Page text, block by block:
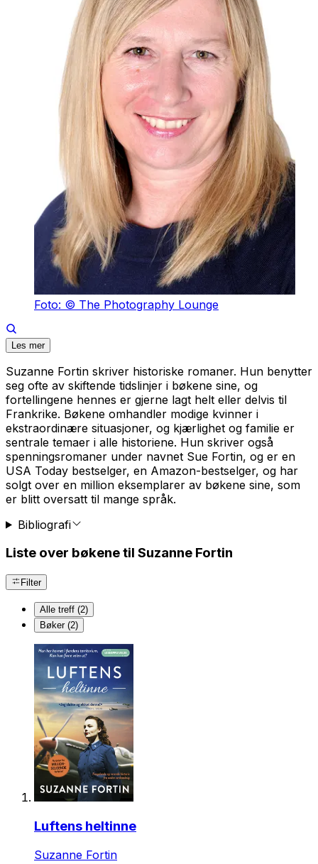
Foto: © The Photography Lounge
Les mer
Suzanne Fortin skriver historiske romaner. Hun benytter
seg ofte av skiftende tidslinjer i bøkene sine, og
fortellingene hennes er gjerne lagt helt eller delvis til
Frankrike. Bøkene omhandler modige kvinner i
ekstraordinære situasjoner, og kjærlighet og familie er
sentrale temaer i alle historiene. Hun skriver også
spenningsromaner under navnet Sue Fortin, og er en
USA Today bestselger, en Amazon-bestselger, og har
solgt over en million eksemplarer av bøkene sine, som
er blitt oversatt til mange språk.
Bibliografi
Liste over bøkene til Suzanne Fortin
Filter
Alle treff (2)
Bøker (2)
Luftens heltinne
Suzanne Fortin